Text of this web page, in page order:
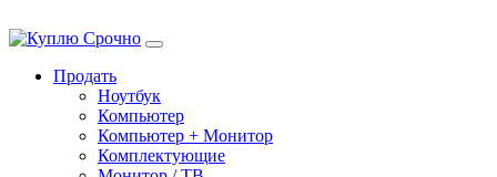
Продать
Ноутбук
Компьютер
Компьютер + Монитор
Комплектующие